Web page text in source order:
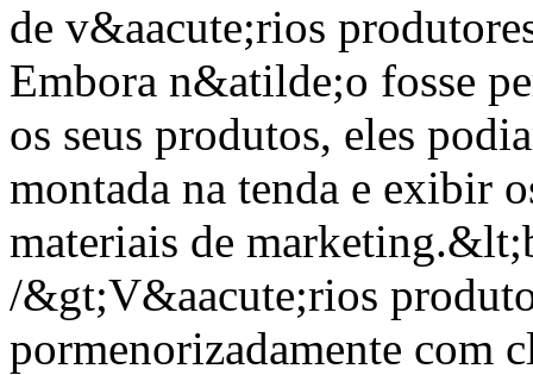
de v&aacute;rios
Embora n&atilde;o fosse
os seus produtos, eles
montada na tenda e exibir
materiais de
/&gt;V&aacute;rios
pormenorizadamente com